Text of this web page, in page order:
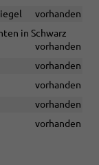
vorhanden
in Schwarz
vorhanden
vorhanden
vorhanden
vorhanden
vorhanden